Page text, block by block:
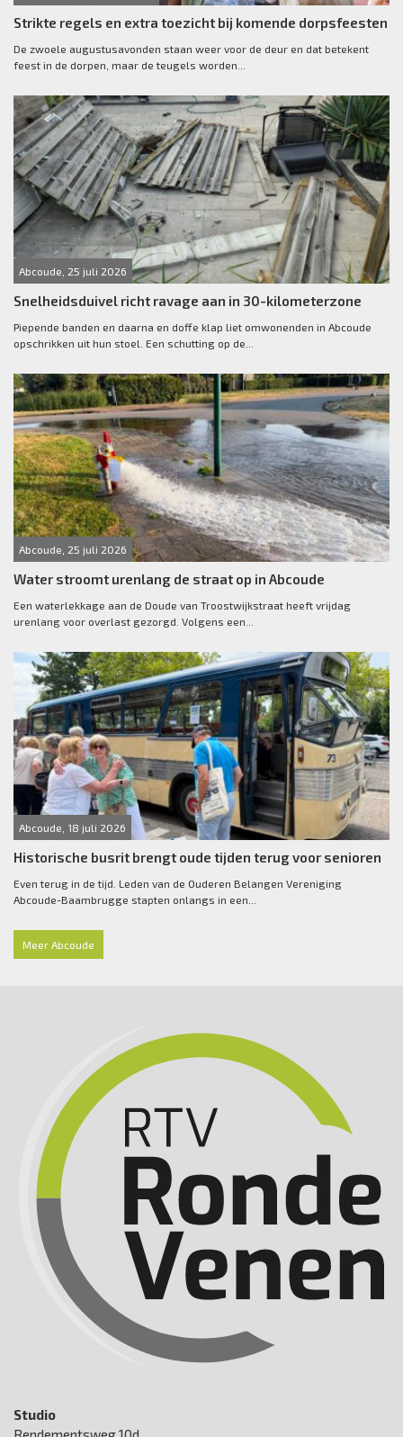
Strikte regels en extra toezicht bij komende dorpsfeesten
De zwoele augustusavonden staan weer voor de deur en dat betekent
feest in de dorpen, maar de teugels worden...
Abcoude, 25 juli 2026
Snelheidsduivel richt ravage aan in 30-kilometerzone
Piepende banden en daarna en doffe klap liet omwonenden in Abcoude
opschrikken uit hun stoel. Een schutting op de...
Abcoude, 25 juli 2026
Water stroomt urenlang de straat op in Abcoude
Een waterlekkage aan de Doude van Troostwijkstraat heeft vrijdag
urenlang voor overlast gezorgd. Volgens een...
Abcoude, 18 juli 2026
Historische busrit brengt oude tijden terug voor senioren
Even terug in de tijd. Leden van de Ouderen Belangen Vereniging
Abcoude-Baambrugge stapten onlangs in een...
Meer Abcoude
Studio